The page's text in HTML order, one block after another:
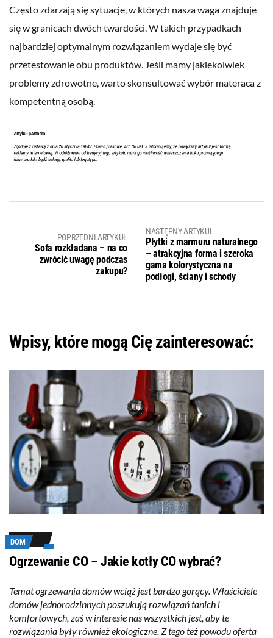
Często zdarzają się sytuacje, w których nasza waga znajduje
się w granicach dwóch twardości. W takich przypadkach
najbardziej optymalnym rozwiązaniem wydaje się być
przetestowanie obu produktów. Jeśli mamy jakiekolwiek
problemy zdrowotne, warto skonsultować wybór materaca z
kompetentną osobą.
POPRZEDNI ARTYKUŁ
Sofa rozkładana – na co
zwrócić uwagę podczas
zakupu?
NASTĘPNY ARTYKUŁ
Płytki z marmuru naturalnego
– atrakcyjna forma i szeroka
gama kolorystyczna na
podłogi, ściany i schody
Wpisy, które mogą Cię zainteresować:
DOM
Ogrzewanie CO – Jakie kotły CO wybrać?
Temat ogrzewania domów wciąż jest bardzo gorący. Właściciele
domów jednorodzinnych poszukują rozwiązań tanich i
komfortowych, zaś w interesie nas wszystkich jest, aby te
rozwiązania były również ekologiczne. Z tego też powodu oferta